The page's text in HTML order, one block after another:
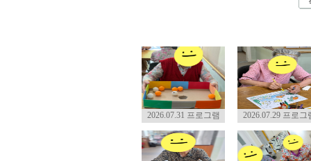
2026.07.31 프로그램 2026.07.29 프로그